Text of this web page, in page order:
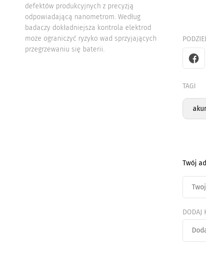
defektów produkcyjnych z precyzją
odpowiadającą nanometrom. Według
badaczy dokładniejsza kontrola elektrod
może ograniczyć ryzyko wad sprzyjających
przegrzewaniu się baterii.
TAGI
Twój
DODAJ